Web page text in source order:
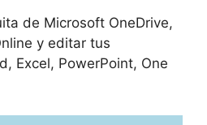
de Microsoft OneDrive,
y editar tus
Excel, PowerPoint, One